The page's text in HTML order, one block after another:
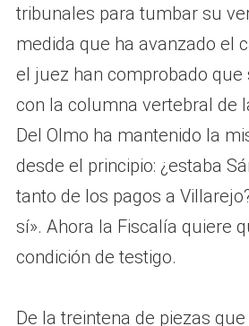
tribunales para tumbar su
medida que ha avanzado el
el juez han comprobado que
con la columna vertebral de
Del Olmo ha mantenido la
desde el principio: ¿estaba
tanto de los pagos a
sí». Ahora la Fiscalía quiere
condición de testigo.
De la treintena de piezas